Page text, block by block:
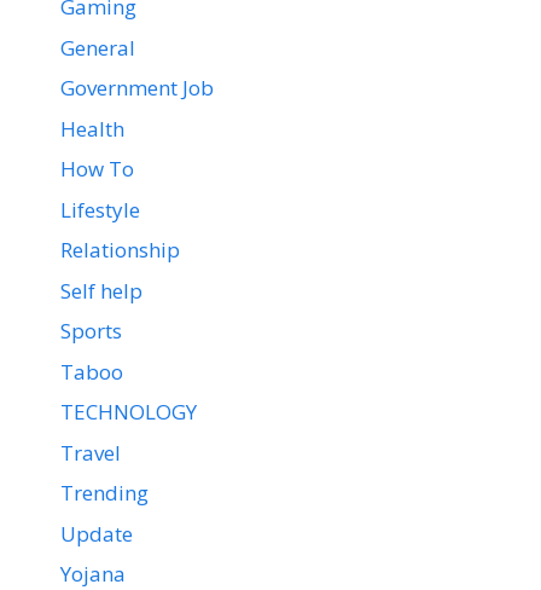
Gaming
General
Government Job
Health
How To
Lifestyle
Relationship
Self help
Sports
Taboo
TECHNOLOGY
Travel
Trending
Update
Yojana